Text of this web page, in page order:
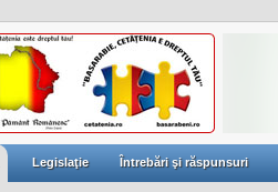
Legislaţie Întrebări şi răspunsuri